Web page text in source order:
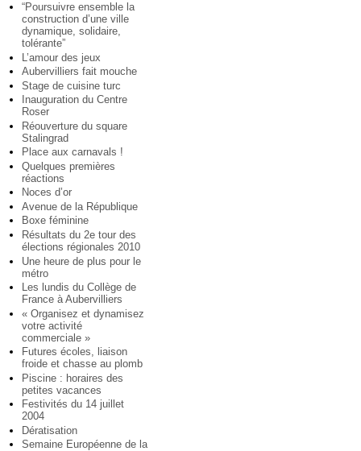
“Poursuivre ensemble la
construction d’une ville
dynamique, solidaire,
tolérante”
L’amour des jeux
Aubervilliers fait mouche
Stage de cuisine turc
Inauguration du Centre
Roser
Réouverture du square
Stalingrad
Place aux carnavals !
Quelques premières
réactions
Noces d’or
Avenue de la République
Boxe féminine
Résultats du 2e tour des
élections régionales 2010
Une heure de plus pour le
métro
Les lundis du Collège de
France à Aubervilliers
« Organisez et dynamisez
votre activité
commerciale »
Futures écoles, liaison
froide et chasse au plomb
Piscine : horaires des
petites vacances
Festivités du 14 juillet
2004
Dératisation
Semaine Européenne de la